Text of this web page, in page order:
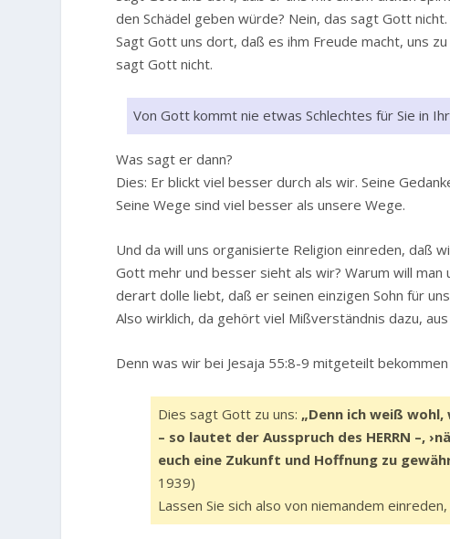
den Schädel geben würde? Nein, das sagt Gott nicht.
Sagt Gott uns dort, daß es ihm Freude macht, uns
sagt Gott nicht.
Von Gott kommt nie etwas Schlechtes für Sie in
Was sagt er dann?
Dies: Er blickt viel besser durch als wir. Seine
Seine Wege sind viel besser als unsere Wege.
Und da will uns organisierte Religion einreden, daß
Gott mehr und besser sieht als wir? Warum will
derart dolle liebt, daß er seinen einzigen Sohn für
Also wirklich, da gehört viel Mißverständnis dazu,
Denn was wir bei Jesaja 55:8-9 mitgeteilt
Dies sagt Gott zu uns: „Denn ich weiß
– so lautet der Ausspruch des HERRN –,
euch eine Zukunft und Hoffnung zu
1939)
Lassen Sie sich also von niemandem